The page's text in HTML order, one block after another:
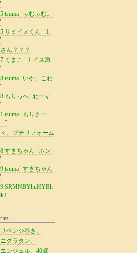
tsuma "ふむふむ。
サミイヌくん "土
ん？？？
くまこ "ナイス激
tsuma "いや、こわ
もりっぺ "わーす
tsuma "もりさー
.."
、プチリフォーム
すぎちゃん "ホン
tsuma "すぎちゃん
SRMNBYhuHYBh
ベンジ巻き。
グラタン。
ンジェル、40歳。